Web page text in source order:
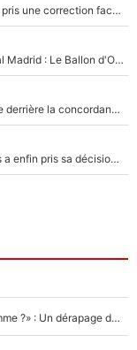
Sans Ousmane Dembélé et Désiré Doué, le PSG a pris une correction face à Majorque : Luis Enrique attend avec impatience des renforts !
Coup de théâtre en Espagne, Rodri va trahir le Real Madrid : Le Ballon d'Or a choisi de signer au FC Barcelone !
Mercato Analyse : Vincius Jr-Diomandé, la logique derrière la concordance des temps
Rester à Barcelone ou partir au PSG, Ferran Torres a enfin pris sa décision : La course contre la montre est lancée !
«LeBron James, as-tu déjà eu envie d’être une femme ?» : Un dérapage de Donald Trump sur la superstar de la NBA refait surface